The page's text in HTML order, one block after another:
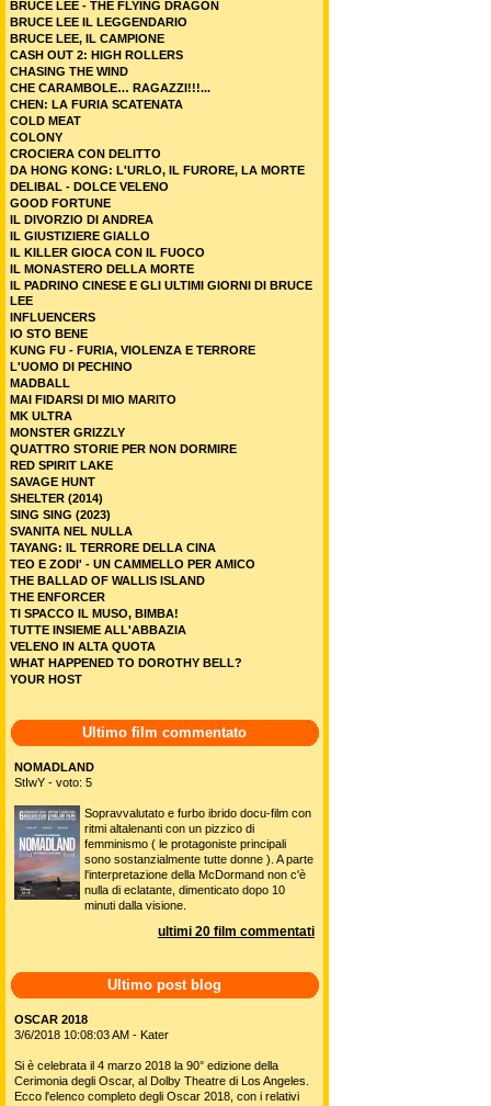
BRUCE LEE - THE FLYING DRAGON
BRUCE LEE IL LEGGENDARIO
BRUCE LEE, IL CAMPIONE
CASH OUT 2: HIGH ROLLERS
CHASING THE WIND
CHE CARAMBOLE… RAGAZZI!!!...
CHEN: LA FURIA SCATENATA
COLD MEAT
COLONY
CROCIERA CON DELITTO
DA HONG KONG: L'URLO, IL FURORE, LA MORTE
DELIBAL - DOLCE VELENO
GOOD FORTUNE
IL DIVORZIO DI ANDREA
IL GIUSTIZIERE GIALLO
IL KILLER GIOCA CON IL FUOCO
IL MONASTERO DELLA MORTE
IL PADRINO CINESE E GLI ULTIMI GIORNI DI BRUCE
LEE
INFLUENCERS
IO STO BENE
KUNG FU - FURIA, VIOLENZA E TERRORE
L'UOMO DI PECHINO
MADBALL
MAI FIDARSI DI MIO MARITO
MK ULTRA
MONSTER GRIZZLY
QUATTRO STORIE PER NON DORMIRE
RED SPIRIT LAKE
SAVAGE HUNT
SHELTER (2014)
SING SING (2023)
SVANITA NEL NULLA
TAYANG: IL TERRORE DELLA CINA
TEO E ZODI' - UN CAMMELLO PER AMICO
THE BALLAD OF WALLIS ISLAND
THE ENFORCER
TI SPACCO IL MUSO, BIMBA!
TUTTE INSIEME ALL'ABBAZIA
VELENO IN ALTA QUOTA
WHAT HAPPENED TO DOROTHY BELL?
YOUR HOST
Ultimo film commentato
NOMADLAND
StIwY - voto: 5
Sopravvalutato e furbo ibrido docu-film con
ritmi altalenanti con un pizzico di
femminismo ( le protagoniste principali
sono sostanzialmente tutte donne ). A parte
l'interpretazione della McDormand non c'è
nulla di eclatante, dimenticato dopo 10
minuti dalla visione.
ultimi 20 film commentati
Ultimo post blog
OSCAR 2018
3/6/2018 10:08:03 AM - Kater
Si è celebrata il 4 marzo 2018 la 90° edizione della
Cerimonia degli Oscar, al Dolby Theatre di Los Angeles.
Ecco l'elenco completo degli Oscar 2018, con i relativi